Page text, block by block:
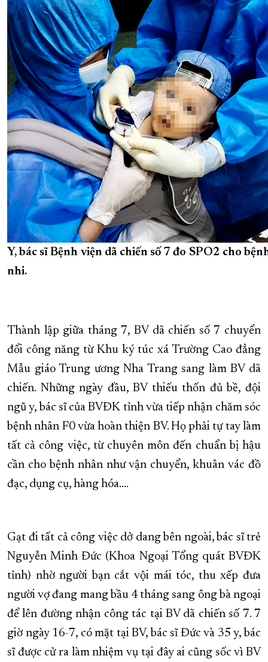
Y, bác sĩ Bệnh viện dã chiến số 7 đo SPO2 cho
nhi.
Thành lập giữa tháng 7, BV dã chiến số 7 chuyển
đổi công năng từ Khu ký túc xá Trường Cao đẳng
Mẫu giáo Trung ương Nha Trang sang làm BV dã
chiến. Những ngày đầu, BV thiếu thốn đủ bề, đội
ngũ y, bác sĩ của BVĐK tỉnh vừa tiếp nhận chăm sóc
bệnh nhân F0 vừa hoàn thiện BV. Họ phải tự tay làm
tất cả công việc, từ chuyên môn đến chuẩn bị hậu
cần cho bệnh nhân như vận chuyển, khuân vác đồ
đạc, dụng cụ, hàng hóa....
Gạt đi tất cả công việc dở dang bên ngoài, bác sĩ trẻ
Nguyễn Minh Đức (Khoa Ngoại Tổng quát BVĐK
tỉnh) nhờ người bạn cắt vội mái tóc, thu xếp đưa
người vợ đang mang bầu 4 tháng sang ông bà ngoại
để lên đường nhận công tác tại BV dã chiến số 7. 7
giờ ngày 16-7, có mặt tại BV, bác sĩ Đức và 35 y, bác
sĩ được cử ra làm nhiệm vụ tại đây ai cũng sốc vì BV